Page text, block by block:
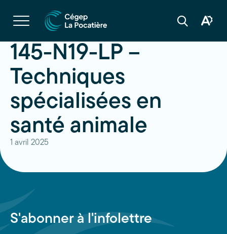
Ouvrir
la
navigation
site
Ouvrir
Ouvrir
145-N19-LP –
Techniques
spécialisées en
santé animale
1 avril 2025
S'abonner à l'infolettre